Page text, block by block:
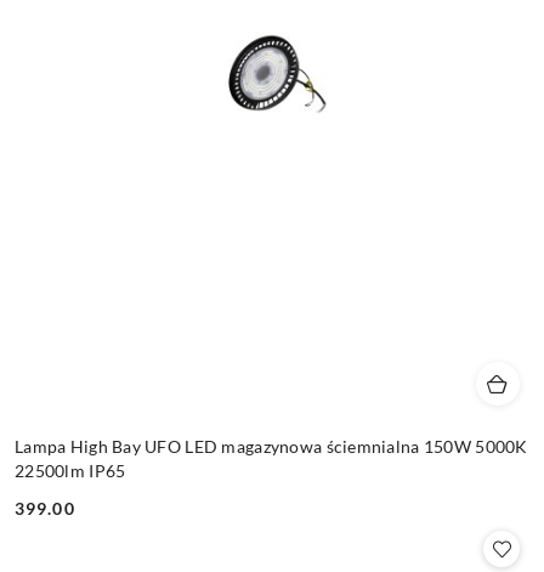
Lampa High Bay UFO LED magazynowa ściemnialna 150W 5000K
22500lm IP65
Cena:
399.00